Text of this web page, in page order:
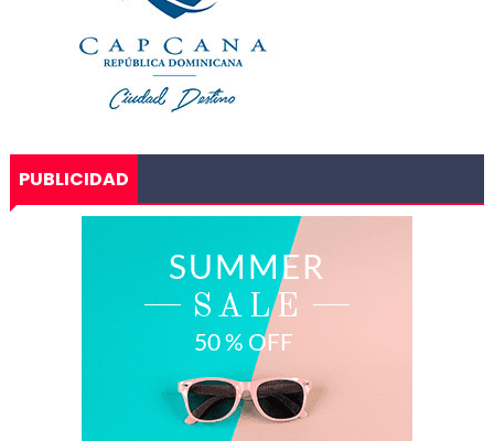
PUBLICIDAD